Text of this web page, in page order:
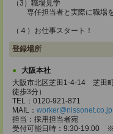
（3）職場見学
専任担当者と実際に職場を
（４）お仕事スタート！
登録場所
大阪本社
大阪市北区芝田1-4-14 芝田
徒歩3分）
TEL：0120-921-871
MAIL： worker@nissonet.co.jp
担当：採用担当者宛
受付可能日時：9:30-19:00